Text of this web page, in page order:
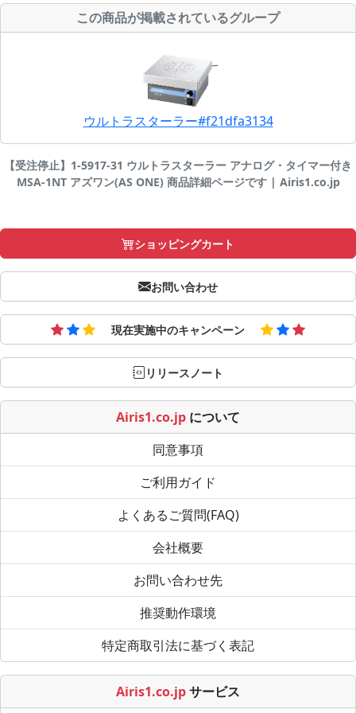
この商品が掲載されているグループ
ウルトラスターラー#f21dfa3134
【受注停止】1-5917-31 ウルトラスターラー アナログ・タイマー付き
MSA-1NT アズワン(AS ONE) 商品詳細ページです | Airis1.co.jp
ショッピングカート
お問い合わせ
現在実施中のキャンペーン
リリースノート
Airis1.co.jp について
同意事項
ご利用ガイド
よくあるご質問(FAQ)
会社概要
お問い合わせ先
推奨動作環境
特定商取引法に基づく表記
Airis1.co.jpサービス